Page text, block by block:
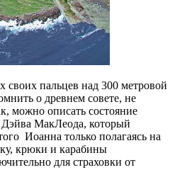
своих пальцев над 300 метровой
о древнем совете, не
можно описать состояние
Дэйва МакЛеода, который
Иоанна только полагаясь на
крюки и карабины
для страховки от